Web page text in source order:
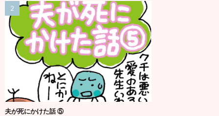
夫が死にかけた話 ⑤